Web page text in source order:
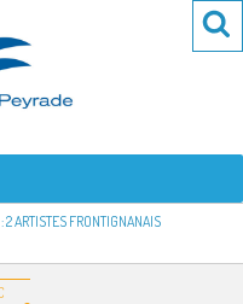
2 ARTISTES FRONTIGNANAIS